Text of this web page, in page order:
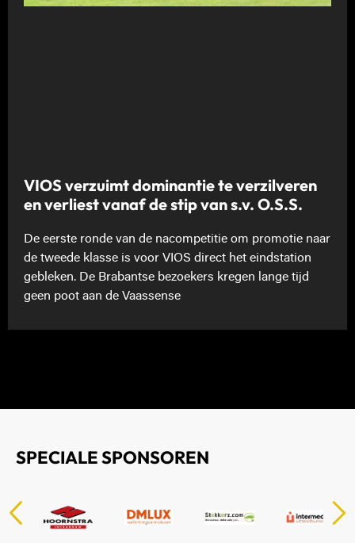
VIOS verzuimt dominantie te verzilveren
en verliest vanaf de stip van s.v. O.S.S.
De eerste ronde van de nacompetitie om promotie naar
de tweede klasse is voor VIOS direct het eindstation
gebleken. De Brabantse bezoekers kregen lange tijd
geen poot aan de Vaassense
SPECIALE SPONSOREN